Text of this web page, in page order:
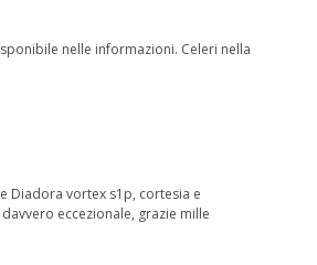
nelle informazioni. Celeri nella
Diadora vortex s1p, cortesia e
eccezionale, grazie mille